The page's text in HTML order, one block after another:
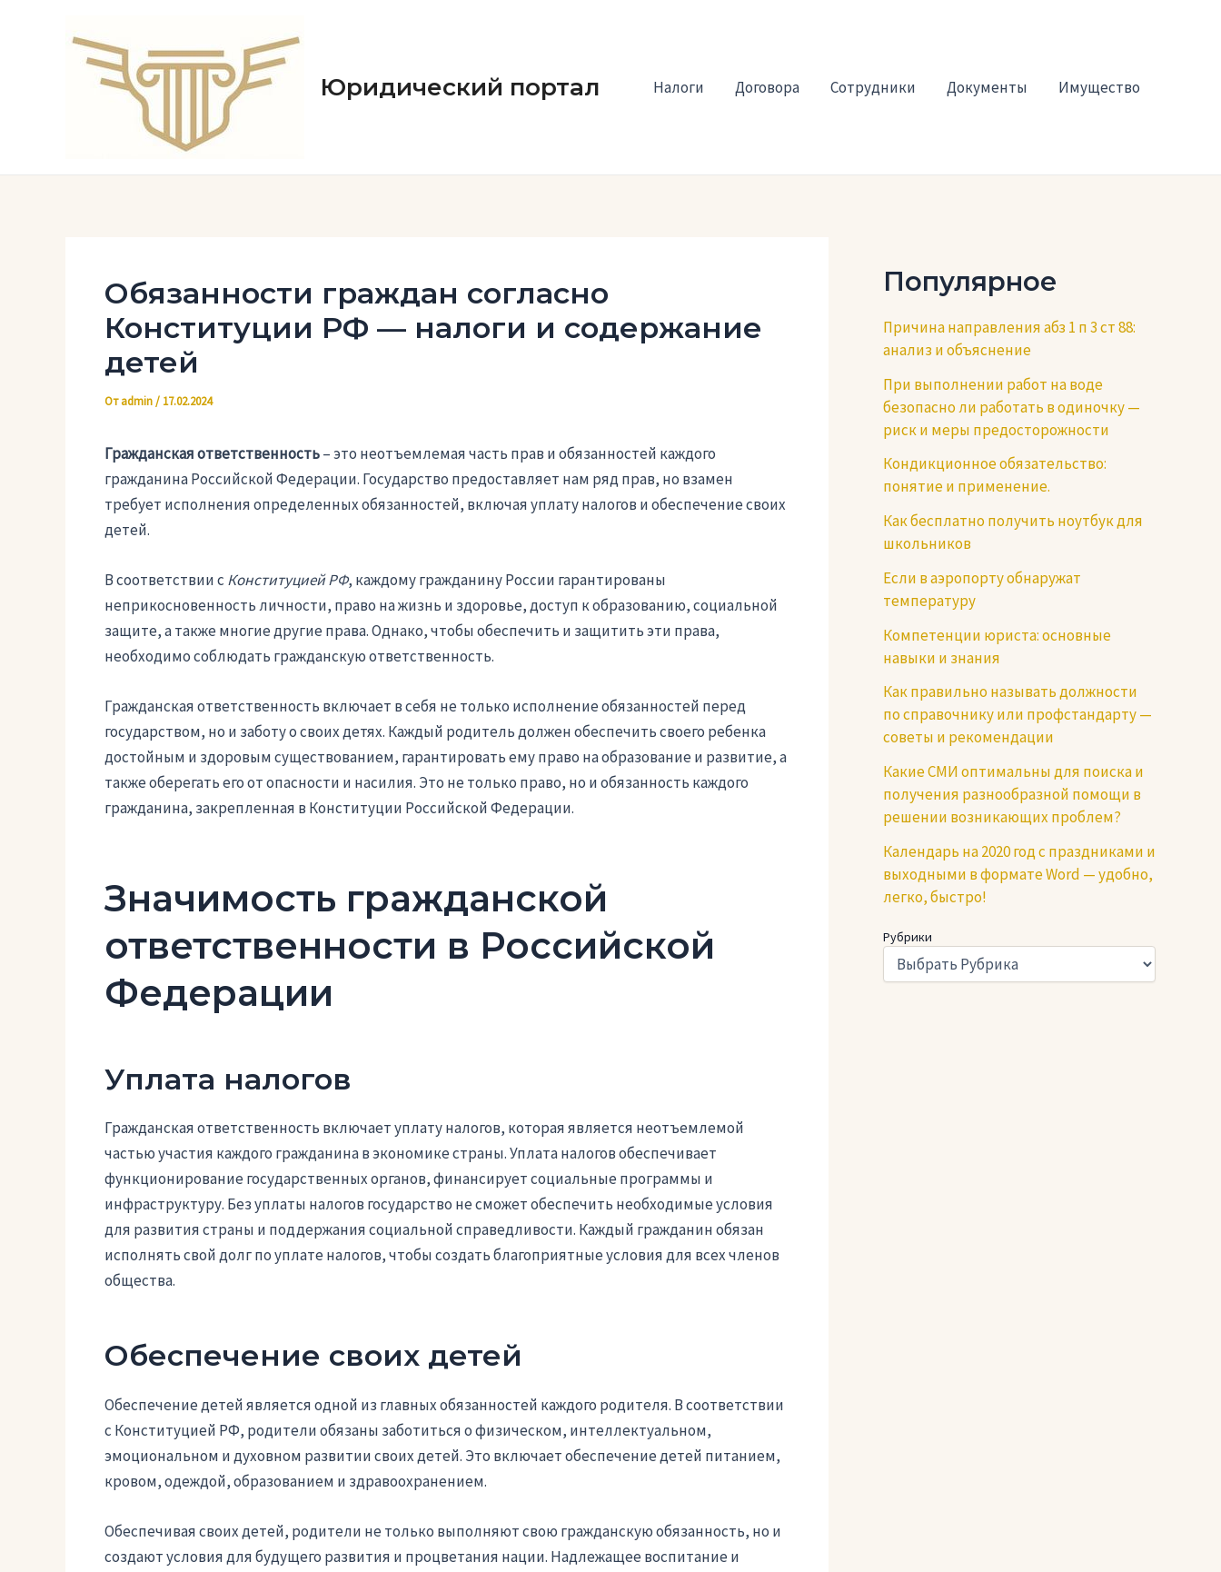
содержимому
Юридический портал Налоги Договора Сотрудники Документы Имущество
Обязанности граждан согласно
Конституции РФ — налоги и содержание
детей
Отadmin/ 17.02.2024
Гражданская ответственность– это неотъемлемая часть прав и обязанностей каждого
гражданина Российской Федерации. Государство предоставляет нам ряд прав, но взамен
требует исполнения определенных обязанностей, включая уплату налогов и обеспечение своих
детей.
В соответствии с Конституцией РФ, каждому гражданину России гарантированы
неприкосновенность личности, право на жизнь и здоровье, доступ к образованию, социальной
защите, а также многие другие права. Однако, чтобы обеспечить и защитить эти права,
необходимо соблюдать гражданскую ответственность.
Гражданская ответственность включает в себя не только исполнение обязанностей перед
государством, но и заботу о своих детях. Каждый родитель должен обеспечить своего ребенка
достойным и здоровым существованием, гарантировать ему право на образование и развитие, а
также оберегать его от опасности и насилия. Это не только право, но и обязанность каждого
гражданина, закрепленная в Конституции Российской Федерации.
Значимость гражданской
ответственности в Российской
Федерации
Уплата налогов
Гражданская ответственность включает уплату налогов, которая является неотъемлемой
частью участия каждого гражданина в экономике страны. Уплата налогов обеспечивает
функционирование государственных органов, финансирует социальные программы и
инфраструктуру. Без уплаты налогов государство не сможет обеспечить необходимые условия
для развития страны и поддержания социальной справедливости. Каждый гражданин обязан
исполнять свой долг по уплате налогов, чтобы создать благоприятные условия для всех членов
общества.
Обеспечение своих детей
Обеспечение детей является одной из главных обязанностей каждого родителя. В соответствии
с Конституцией РФ, родители обязаны заботиться о физическом, интеллектуальном,
эмоциональном и духовном развитии своих детей. Это включает обеспечение детей питанием,
кровом, одеждой, образованием и здравоохранением.
Обеспечивая своих детей, родители не только выполняют свою гражданскую обязанность, но и
создают условия для будущего развития и процветания нации. Надлежащее воспитание и
Популярное
Причина направления абз 1 п 3 ст 88:
анализ и объяснение
При выполнении работ на воде
безопасно ли работать в одиночку —
риск и меры предосторожности
Кондикционное обязательство:
понятие и применение.
Как бесплатно получить ноутбук для
школьников
Если в аэропорту обнаружат
температуру
Компетенции юриста: основные
навыки и знания
Как правильно называть должности
по справочнику или профстандарту —
советы и рекомендации
Какие СМИ оптимальны для поиска и
получения разнообразной помощи в
решении возникающих проблем?
Календарь на 2020 год с праздниками и
выходными в формате Word — удобно,
легко, быстро!
Рубрики